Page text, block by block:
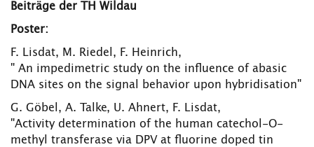
HOCHSCHULE
INTERNATIONAL
BESCHÄFTIGTE
Blogs Kontakt und Anfahrt Webmail Moodle
TH Online-Portal Personensuche English
Beiträge der TH Wildau
Poster:
F. Lisdat, M. Riedel, F. Heinrich,
" An impedimetric study on the influence of abasic
DNA sites on the signal behavior upon hybridisation"
G. Göbel, A. Talke, U. Ahnert, F. Lisdat,
"Activity determination of the human catechol-O-
methyl transferase via DPV at fluorine doped tin